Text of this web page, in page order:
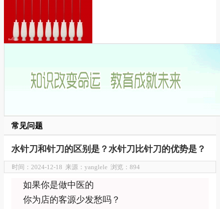
常见问题
水针刀和针刀的区别是？水针刀比针刀的优势是？
时间：2024-12-18 来源：yanglele 浏览：894
如果你是做中医的
你为店的客源少发愁吗？